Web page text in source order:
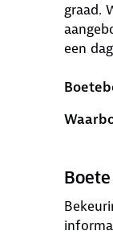
graad.
een